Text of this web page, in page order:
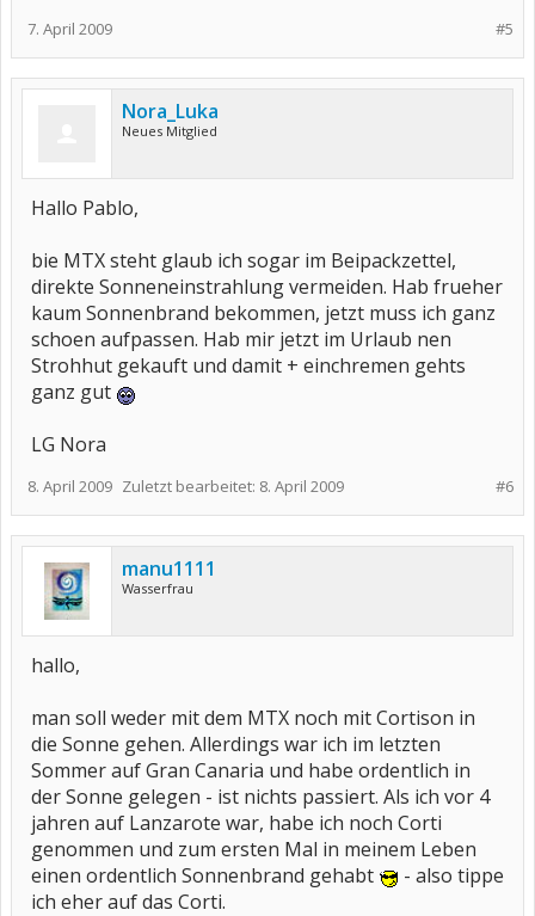
#5
7. April 2009
Nora_Luka
Neues Mitglied
Hallo Pablo,
bie MTX steht glaub ich sogar im Beipackzettel,
direkte Sonneneinstrahlung vermeiden. Hab frueher
kaum Sonnenbrand bekommen, jetzt muss ich ganz
schoen aufpassen. Hab mir jetzt im Urlaub nen
Strohhut gekauft und damit + einchremen gehts
ganz gut
LG Nora
#6
8. April 2009 Zuletzt bearbeitet: 8. April 2009
manu1111
Wasserfrau
hallo,
man soll weder mit dem MTX noch mit Cortison in
die Sonne gehen. Allerdings war ich im letzten
Sommer auf Gran Canaria und habe ordentlich in
der Sonne gelegen - ist nichts passiert. Als ich vor 4
jahren auf Lanzarote war, habe ich noch Corti
genommen und zum ersten Mal in meinem Leben
einen ordentlich Sonnenbrand gehabt
- also tippe
ich eher auf das Corti.